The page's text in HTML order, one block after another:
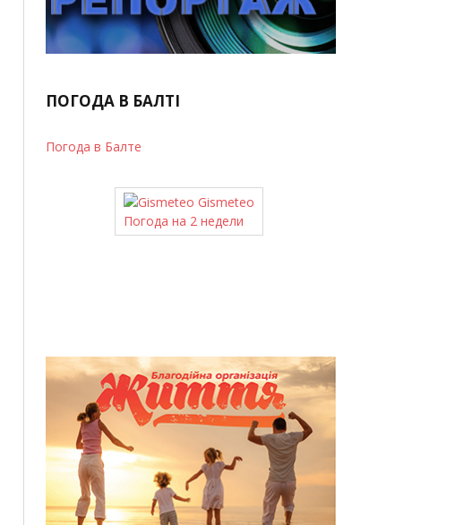
ПОГОДА В БАЛТІ
Погода в Балте
Gismeteo
Погода на 2 недели